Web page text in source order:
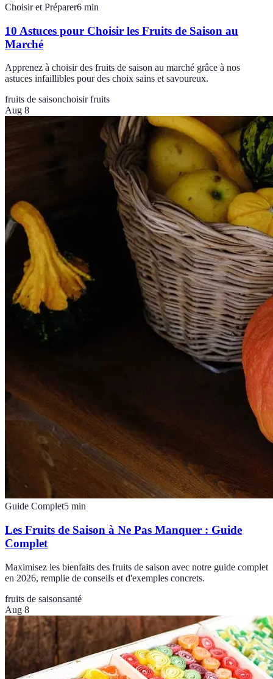
Choisir et Préparer6 min
10 Astuces pour Choisir les Fruits de Saison au
Marché
Apprenez à choisir des fruits de saison au marché grâce à nos
astuces infaillibles pour des choix sains et savoureux.
fruits de saisonchoisir fruits
Aug 8
Guide Complet5 min
Les Fruits de Saison à Ne Pas Manquer : Guide
Complet
Maximisez les bienfaits des fruits de saison avec notre guide complet
en 2026, remplie de conseils et d'exemples concrets.
fruits de saisonsanté
Aug 8